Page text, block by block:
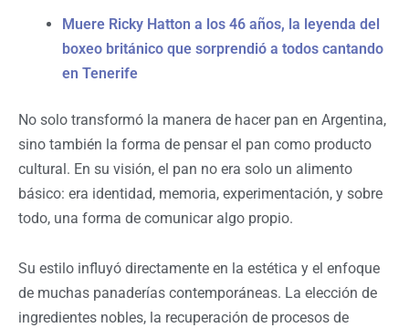
Muere Ricky Hatton a los 46 años, la leyenda del
boxeo británico que sorprendió a todos cantando
en Tenerife
No solo transformó la manera de hacer pan en Argentina,
sino también la forma de pensar el pan como producto
cultural. En su visión, el pan no era solo un alimento
básico: era identidad, memoria, experimentación, y sobre
todo, una forma de comunicar algo propio.
Su estilo influyó directamente en la estética y el enfoque
de muchas panaderías contemporáneas. La elección de
ingredientes nobles, la recuperación de procesos de